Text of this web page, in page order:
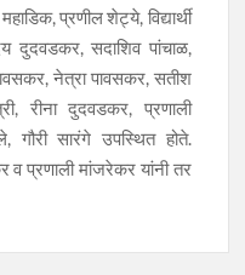
प्रणील शेट्ये, विद्यार्थी
दुदवडकर, सदाशिव पांचाळ,
नेत्रा पावसकर, सतीश
रीना दुदवडकर, प्रणाली
सारंगे उपस्थित होते.
व प्रणाली मांजरेकर यांनी तर